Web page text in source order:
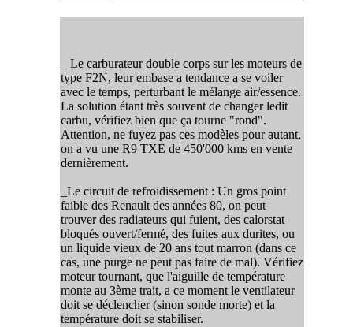
_ Le carburateur double corps sur les moteurs de
type F2N, leur embase a tendance a se voiler
avec le temps, perturbant le mélange air/essence.
La solution étant très souvent de changer ledit
carbu, vérifiez bien que ça tourne "rond".
Attention, ne fuyez pas ces modèles pour autant,
on a vu une R9 TXE de 450'000 kms en vente
dernièrement.
_Le circuit de refroidissement : Un gros point
faible des Renault des années 80, on peut
trouver des radiateurs qui fuient, des calorstat
bloqués ouvert/fermé, des fuites aux durites, ou
un liquide vieux de 20 ans tout marron (dans ce
cas, une purge ne peut pas faire de mal). Vérifiez
moteur tournant, que l'aiguille de température
monte au 3ème trait, a ce moment le ventilateur
doit se déclencher (sinon sonde morte) et la
température doit se stabiliser.